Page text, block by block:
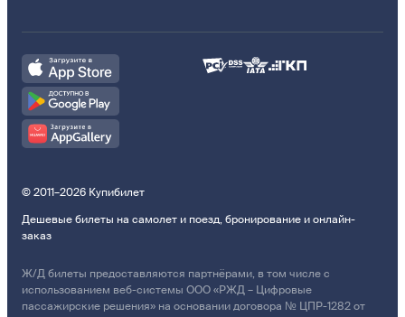
© 2011–2026 Купибилет
Дешевые билеты на самолет и поезд, бронирование и онлайн-
заказ
Ж/Д билеты предоставляются партнёрами, в том числе с
использованием веб-системы ООО «РЖД – Цифровые
пассажирские решения» на основании договора № ЦПР-1282 от